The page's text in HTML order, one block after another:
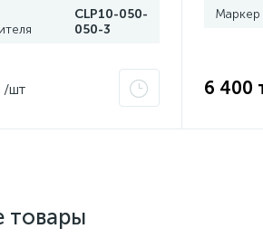
CLP10-050-
050-3
/шт
Маркер
6 400
товары